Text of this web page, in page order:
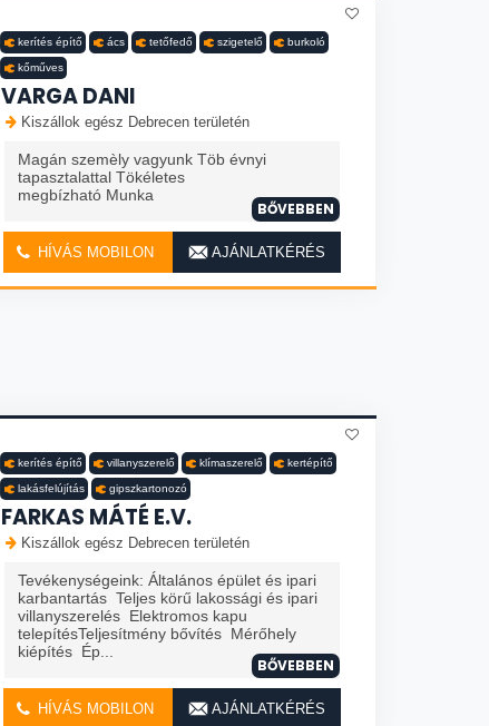
kerítés építő ács tetőfedő szigetelő burkoló
kőműves
VARGA DANI
Kiszállok egész Debrecen területén
Magán szemèly vagyunk Töb évnyi
tapasztalattal Tökéletes
megbízható Munka
BŐVEBBEN
HÍVÁS MOBILON AJÁNLATKÉRÉS
kerítés építő villanyszerelő klímaszerelő kertépítő
lakásfelújítás gipszkartonozó
FARKAS MÁTÉ E.V.
Kiszállok egész Debrecen területén
Tevékenységeink: Általános épület és ipari
karbantartás Teljes körű lakossági és ipari
villanyszerelés Elektromos kapu
telepítésTeljesítmény bővítés Mérőhely
kiépítés Ép...
BŐVEBBEN
HÍVÁS MOBILON AJÁNLATKÉRÉS